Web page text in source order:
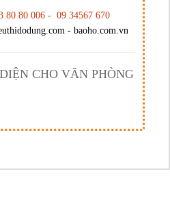
80 80 006 - 09 34567 670
- baoho.com.vn
CHO VĂN PHÒNG